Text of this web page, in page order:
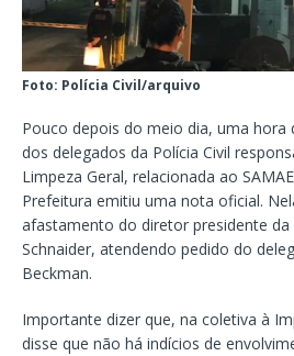
Foto: Polícia Civil/arquivo
Pouco depois do meio dia, uma hora
dos delegados da Polícia Civil
Limpeza Geral, relacionada ao
Prefeitura emitiu uma nota oficial.
afastamento do diretor presidente da
Schnaider, atendendo pedido do
Beckman.
Importante dizer que, na coletiva à
disse que não há indícios de